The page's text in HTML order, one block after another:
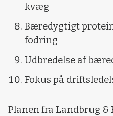
kvæg
Bæredygtigt
fodring
Udbredelse af
Fokus på
Planen fra Landbrug &